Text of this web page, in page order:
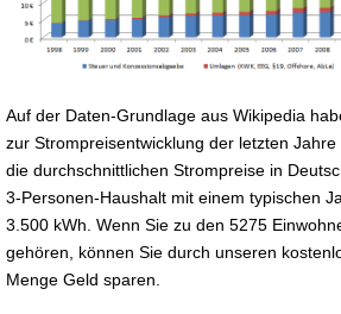
Auf der Daten-Grundlage aus Wikipedia
zur Strompreisentwicklung der letzten
die durchschnittlichen Strompreise in
3-Personen-Haushalt mit einem typischen
3.500 kWh. Wenn Sie zu den 5275
gehören, können Sie durch unseren
Menge Geld sparen.